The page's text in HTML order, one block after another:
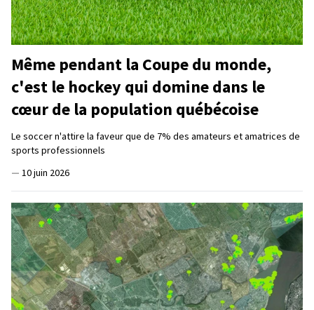
Même pendant la Coupe du monde,
c'est le hockey qui domine dans le
cœur de la population québécoise
Le soccer n'attire la faveur que de 7% des amateurs et amatrices de
sports professionnels
— 10 juin 2026